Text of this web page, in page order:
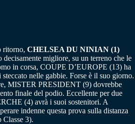
ritorno, CHELSEA DU NINIAN (1)
migliore, su un terreno che le
in corsa, COUPE D’EUROPE (13) ha
nelle gabbie. Forse è il suo giorno.
MISTER PRESIDENT (9) dovrebbe
finale del podio. Eccellente per due
(4) avrà i suoi sostenitori. A
indenne questa prova sulla distanza
Classe 3).